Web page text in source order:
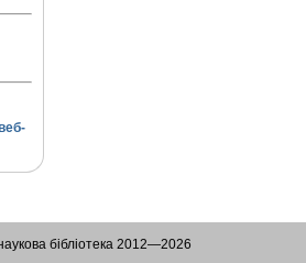
бібліотека 2012—2026